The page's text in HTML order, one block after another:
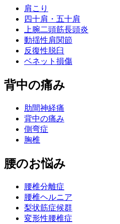
肩こり
四十肩・五十肩
上腕二頭筋長頭炎
動揺性肩関節
反復性脱臼
ベネット損傷
背中の痛み
肋間神経痛
背中の痛み
側弯症
胸椎
腰のお悩み
腰椎分離症
腰椎ヘルニア
梨状筋症候群
変形性腰椎症